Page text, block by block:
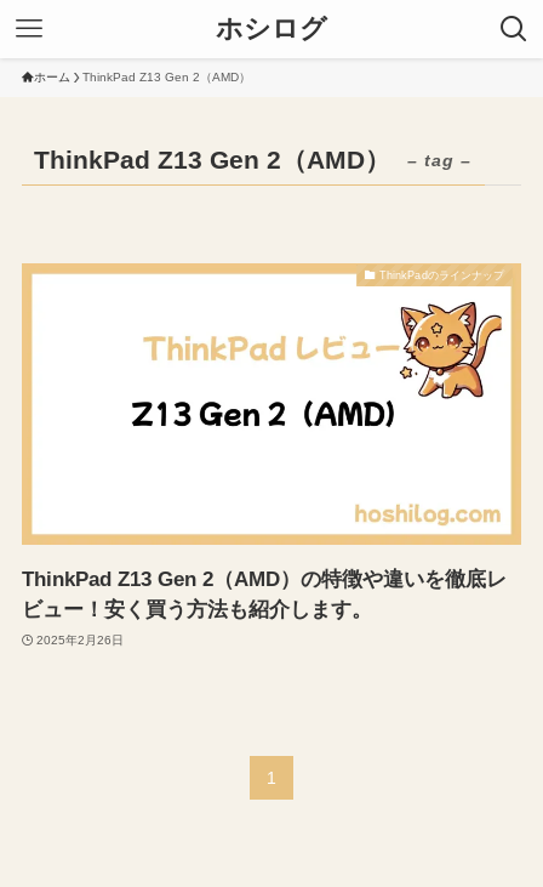
ホシログ
ホーム ThinkPad Z13 Gen 2（AMD）
ThinkPad Z13 Gen 2（AMD） – tag –
ThinkPadのラインナップ
ThinkPad Z13 Gen 2（AMD）の特徴や違いを徹底レ
ビュー！安く買う方法も紹介します。
2025年2月26日
1